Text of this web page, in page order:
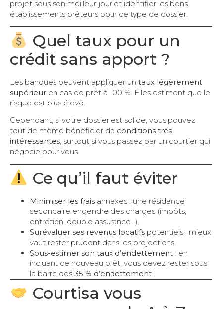
projet sous son meilleur jour et identifier les bons
établissements prêteurs pour ce type de dossier.
Quel taux pour un
crédit sans apport ?
Les banques peuvent appliquer un taux légèrement
supérieur en cas de prêt à 100 %. Elles estiment que le
risque est plus élevé.
Cependant, si votre dossier est solide, vous pouvez
tout de même bénéficier de conditions très
intéressantes, surtout si vous passez par un courtier qui
négocie pour vous.
Ce qu’il faut éviter
Minimiser les frais annexes : une résidence
secondaire engendre des charges (impôts,
entretien, double assurance…).
Surévaluer ses revenus locatifs potentiels : mieux
vaut rester prudent dans les projections.
Sous-estimer son taux d’endettement : en
incluant ce nouveau prêt, vous devez rester sous
la barre des 35 % d’endettement
Courtisa vous